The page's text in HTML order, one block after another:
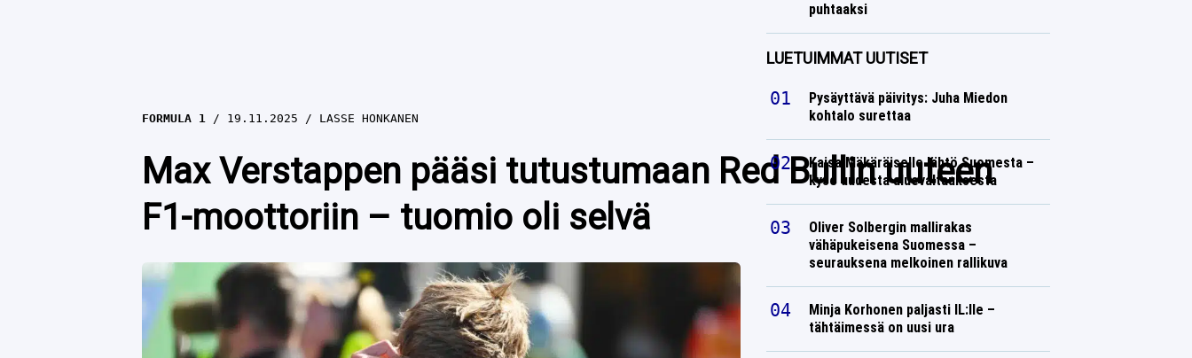
FORMULA 1 19.11.2025 LASSE HONKANEN
Max Verstappen pääsi tutustumaan Red Bullin uuteen
F1-moottoriin – tuomio oli selvä
puhtaaksi
LUETUIMMAT UUTISET
Pysäyttävä päivitys: Juha Miedon
kohtalo surettaa
Kaisa Mäkäräiselle lähtö Suomesta –
kyse uudesta aluevaltauksesta
Oliver Solbergin mallirakas
vähäpukeisena Suomessa –
seurauksena melkoinen rallikuva
Minja Korhonen paljasti IL:lle –
tähtäimessä on uusi ura